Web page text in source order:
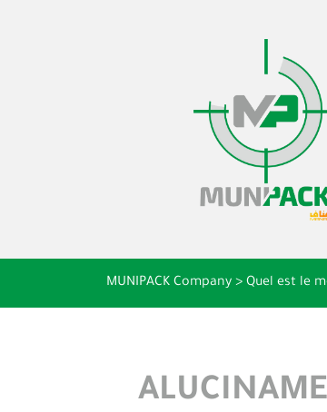
MUNIPACK Company > Quel est le